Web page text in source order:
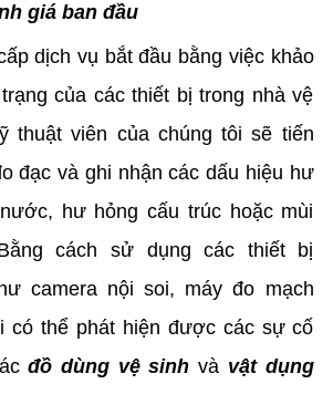
giá ban đầu
dịch vụ bắt đầu bằng việc khảo
của các thiết bị trong nhà vệ
thuật viên của chúng tôi sẽ tiến
đạc và ghi nhận các dấu hiệu hư
hư hỏng cấu trúc hoặc mùi
cách sử dụng các thiết bị
camera nội soi, máy đo mạch
có thể phát hiện được các sự cố
đồ dùng vệ sinh và vật dụng